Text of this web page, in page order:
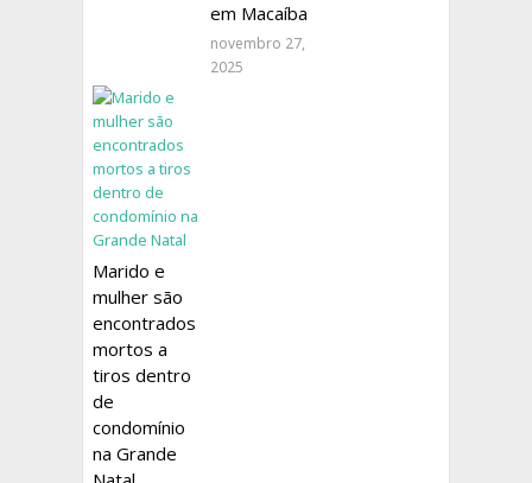
em Macaíba
novembro 27,
2025
Marido e
mulher são
encontrados
mortos a
tiros dentro
de
condomínio
na Grande